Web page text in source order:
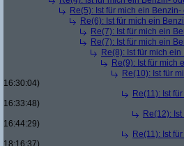
Re(5): Ist für mich ein
Re(6): Ist für mich ein
Re(7): Ist für mich ein
Re(7): Ist für mich ein
Re(8): Ist für mich
Re(9): Ist für mich
Re(10): Ist für
16:30:04)
Re(11): Ist
16:33:48)
Re(12):
16:44:29)
Re(11): Ist
18:16:37)